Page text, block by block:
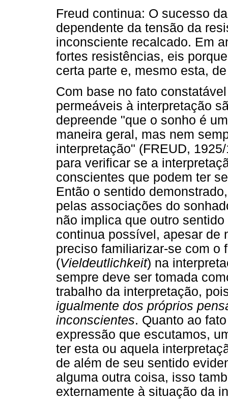
Freud continua: O sucesso
dependente da tensão da
inconsciente recalcado. Em
fortes resistências, eis
certa parte e, mesmo esta,
Com base no fato
permeáveis à interpretação
depreende "que o sonho é
maneira geral, mas nem
interpretação" (FREUD,
para verificar se a
conscientes que podem ter
Então o sentido
pelas associações do
não implica que outro
continua possível, apesar de
preciso familiarizar-se com o
(Vieldeutlichkeit) na
sempre deve ser tomada
trabalho da interpretação,
igualmente dos próprios
inconscientes. Quanto ao
expressão que escutamos,
ter esta ou aquela
de além de seu sentido
alguma outra coisa, isso
externamente à situação da